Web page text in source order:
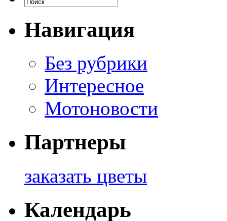
Навигация
Без рубрики
Интересное
Мотоновости
Партнеры
заказать цветы
Календарь